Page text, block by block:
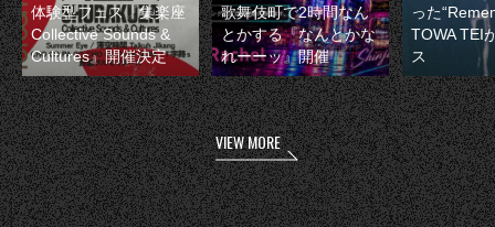
体験型フェス『集楽座
Collective Sounds &
Cultures』開催決定
歌舞伎町で2時間なん
とかする『なんとかな
れーーッ』開催
った
TOWA TEI
ス
VIEW MORE